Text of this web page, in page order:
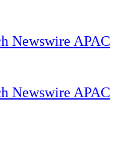
Newswire APAC
Newswire APAC